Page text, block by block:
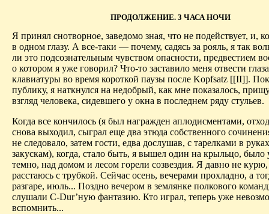
ПРОДОЛЖЕНИЕ. 3 ЧАСА НОЧИ
Я принял снотворное, заведомо зная, что не подействует, и,
в одном глазу. А все-таки — почему, садясь за рояль, я так
ли это подсознательным чувством опасности, предвестием
о котором я уже говорил? Что-то заставило меня отвести
клавиатуры во время короткой паузы после Kopfsatz [[II]].
публику, я наткнулся на недобрый, как мне показалось,
взгляд человека, сидевшего у окна в последнем ряду стульев.
Когда все кончилось (я был награжден аплодисментами,
снова выходил, сыграл еще два этюда собственного
не следовало, затем гости, едва дослушав, с тарелками в
закускам), когда, стало быть, я вышел один на крыльцо, было
темно, над домом и лесом горели созвездия. Я давно не
расстаюсь с трубкой. Сейчас осень, вечерами прохладно, а
разгаре, июль... Поздно вечером в землянке полкового
слушали C-Dur’ную фантазию. Кто играл, теперь уже
вспомнить...